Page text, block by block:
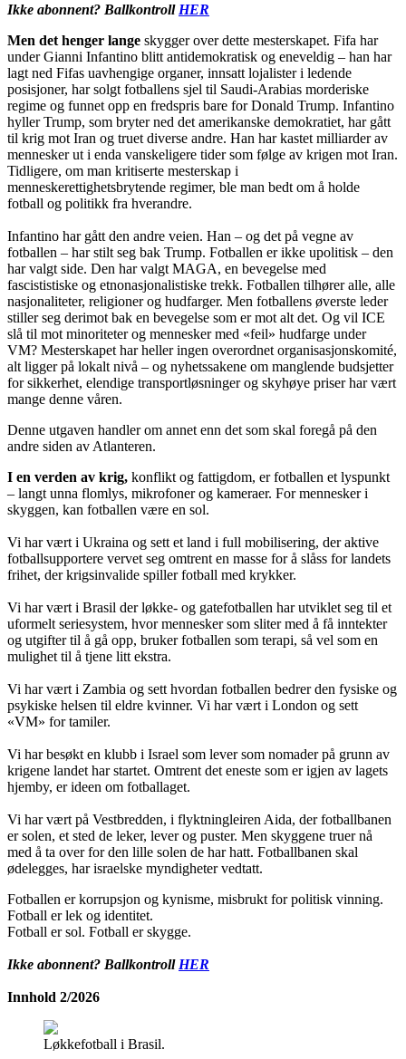
Ikke abonnent? Ballkontroll HER
Men det henger lange skygger over dette mesterskapet. Fifa har
under Gianni Infantino blitt antidemokratisk og eneveldig – han har
lagt ned Fifas uavhengige organer, innsatt lojalister i ledende
posisjoner, har solgt fotballens sjel til Saudi-Arabias morderiske
regime og funnet opp en fredspris bare for Donald Trump. Infantino
hyller Trump, som bryter ned det amerikanske demokratiet, har gått
til krig mot Iran og truet diverse andre. Han har kastet milliarder av
mennesker ut i enda vanskeligere tider som følge av krigen mot Iran.
Tidligere, om man kritiserte mesterskap i
menneskerettighetsbrytende regimer, ble man bedt om å holde
fotball og politikk fra hverandre.
Infantino har gått den andre veien. Han – og det på vegne av
fotballen – har stilt seg bak Trump. Fotballen er ikke upolitisk – den
har valgt side. Den har valgt MAGA, en bevegelse med
fascististiske og etnonasjonalistiske trekk. Fotballen tilhører alle, alle
nasjonaliteter, religioner og hudfarger. Men fotballens øverste leder
stiller seg derimot bak en bevegelse som er mot alt det. Og vil ICE
slå til mot minoriteter og mennesker med «feil» hudfarge under
VM? Mesterskapet har heller ingen overordnet organisasjonskomité,
alt ligger på lokalt nivå – og nyhetssakene om manglende budsjetter
for sikkerhet, elendige transportløsninger og skyhøye priser har vært
mange denne våren.
Denne utgaven handler om annet enn det som skal foregå på den
andre siden av Atlanteren.
I en verden av krig, konflikt og fattigdom, er fotballen et lyspunkt
– langt unna flomlys, mikrofoner og kameraer. For mennesker i
skyggen, kan fotballen være en sol.
Vi har vært i Ukraina og sett et land i full mobilisering, der aktive
fotballsupportere vervet seg omtrent en masse for å slåss for landets
frihet, der krigsinvalide spiller fotball med krykker.
Vi har vært i Brasil der løkke- og gatefotballen har utviklet seg til et
uformelt seriesystem, hvor mennesker som sliter med å få inntekter
og utgifter til å gå opp, bruker fotballen som terapi, så vel som en
mulighet til å tjene litt ekstra.
Vi har vært i Zambia og sett hvordan fotballen bedrer den fysiske og
psykiske helsen til eldre kvinner. Vi har vært i London og sett
«VM» for tamiler.
Vi har besøkt en klubb i Israel som lever som nomader på grunn av
krigene landet har startet. Omtrent det eneste som er igjen av lagets
hjemby, er ideen om fotballaget.
Vi har vært på Vestbredden, i flyktningleiren Aida, der fotballbanen
er solen, et sted de leker, lever og puster. Men skyggene truer nå
med å ta over for den lille solen de har hatt. Fotballbanen skal
ødelegges, har israelske myndigheter vedtatt.
Fotballen er korrupsjon og kynisme, misbrukt for politisk vinning.
Fotball er lek og identitet.
Fotball er sol. Fotball er skygge.
Ikke abonnent? Ballkontroll HER
Innhold 2/2026
Løkkefotball i Brasil.